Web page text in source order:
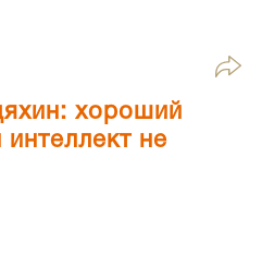
хороший
интеллект не